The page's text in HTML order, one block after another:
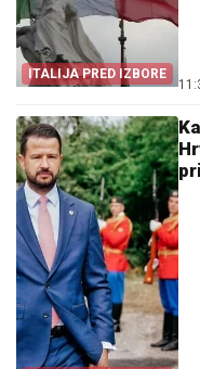
ITALIJA PRED IZBORE